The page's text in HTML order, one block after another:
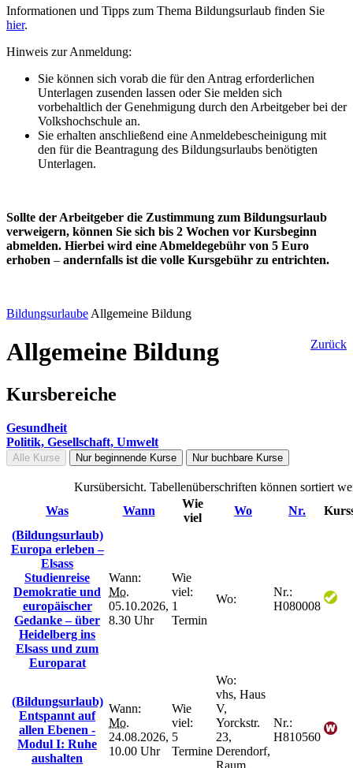
Informationen und Tipps zum Thema Bildungsurlaub finden Sie
hier.
Hinweis zur Anmeldung:
Sie können sich vorab die für den Antrag erforderlichen
Unterlagen zusenden lassen oder Sie melden sich
vorbehaltlich der Genehmigung durch den Arbeitgeber bei der
Volkshochschule an.
Sie erhalten anschließend eine Anmeldebescheinigung mit
den für die Beantragung des Bildungsurlaubs benötigten
Unterlagen.
Sollte der Arbeitgeber die Zustimmung zum Bildungsurlaub
verweigern, können Sie sich bis 2 Wochen vor Kursbeginn
abmelden. Hierbei wird eine Abmeldegebühr von 5 Euro
erhoben – andernfalls ist die volle Kursgebühr zu entrichten.
Bildungsurlaube Allgemeine Bildung
Zurück
Allgemeine Bildung
Kursbereiche
Gesundheit
Politik, Gesellschaft, Umwelt
Alle Kurse Nur beginnende Kurse Nur buchbare Kurse
Kursübersicht. Tabellenüberschriften können sortiert
Was
Wann
Wie
viel
Wo Nr.
(Bildungsurlaub)
Europa erleben –
Elsass
Studienreise
Demokratie und
europäischer
Gedanke – über
Heidelberg ins
Elsass und zum
Europarat
Wann:
Mo.
05.10.2026,
8.30 Uhr
Wie
viel:
1
Termin
Wo:
Nr.:
H080008
(Bildungsurlaub)
Entspannt auf
allen Ebenen -
Modul I: Ruhe
aushalten
Wann:
Mo.
24.08.2026,
10.00 Uhr
Wie
viel:
5
Termine
Wo:
vhs, Haus
V,
Yorckstr.
23,
Derendorf,
Raum
Nr.:
H810560